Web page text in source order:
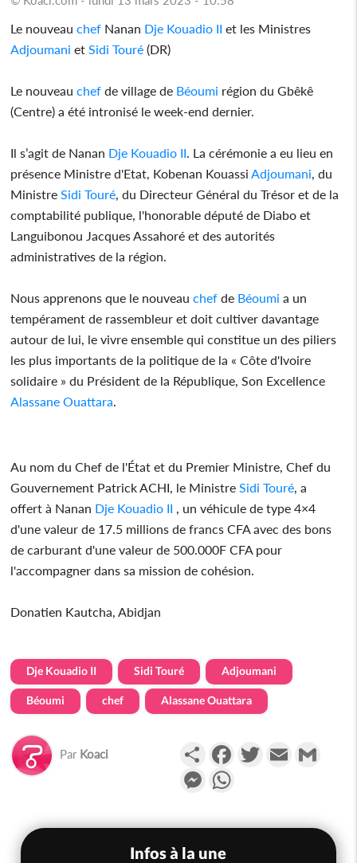
Le nouveauchef Nanan Dje Kouadio II et les Ministres
Adjoumani et Sidi Touré (DR)
Le nouveauchef de village de Béoumi région du Gbêkê
(Centre) a été intronisé le week-end dernier.
Il s’agit de Nanan Dje Kouadio II . La cérémonie a eu lieu en
présence Ministre d'Etat, Kobenan Kouassi Adjoumani , du
Ministre Sidi Touré , du Directeur Général du Trésor et de la
comptabilité publique, l'honorable député de Diabo et
Languibonou Jacques Assahoré et des autorités
administratives de la région.
Nous apprenons que le nouveauchef de Béoumi a un
tempérament de rassembleur et doit cultiver davantage
autour de lui, le vivre ensemble qui constitue un des piliers
les plus importants de la politique de la « Côte d'Ivoire
solidaire » du Président de la République, Son Excellence
Alassane Ouattara
Au nom du Chef de l'État et du Premier Ministre, Chef du
Gouvernement Patrick ACHI, le Ministre Sidi Touré , a
offert à Nanan Dje Kouadio II , un véhicule de type 4×4
d'une valeur de 17.5 millions de francs CFA avec des bons
de carburant d'une valeur de 500.000F CFA pour
l'accompagner dans sa mission de cohésion.
Donatien Kautcha, Abidjan
Dje Kouadio II Sidi Touré Adjoumani
Béoumi chef Alassane Ouattara
Par Koaci PartagerFacebookTwitterEmail
Messenger
Infos à la une